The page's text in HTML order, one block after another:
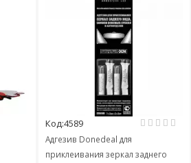
Код:4589
Адгезив Donedeal для
приклеивания зеркал заднего